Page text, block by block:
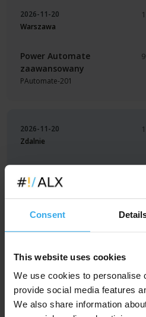
Consent
This website uses cookies
We use cookies to personalise
provide social media features
We also share information
2026-11-20
Warszawa
Power Automate
zaawansowany
PAutomate-201
2026-11-20
Zdalnie
zaawansowany
Warszawa
Machine Learning
dla znających Pythona